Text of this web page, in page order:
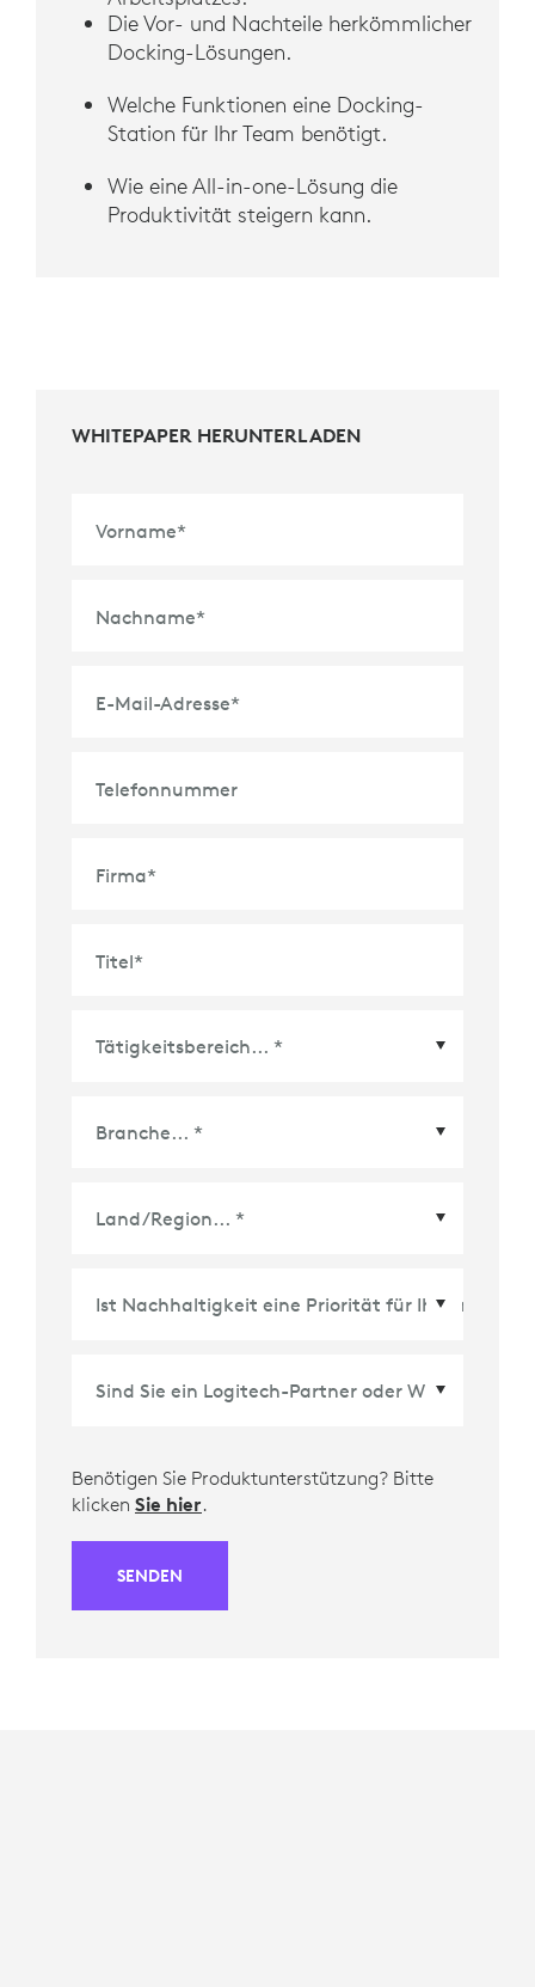
Die Vor- und Nachteile herkömmlicher
Docking-Lösungen.
Welche Funktionen eine Docking-
Station für Ihr Team benötigt.
Wie eine All-in-one-Lösung die
Produktivität steigern kann.
WHITEPAPER HERUNTERLADEN
Vorname*
Nachname*
E-Mail-Adresse*
Telefonnummer
Firma*
Titel*
Benötigen Sie Produktunterstützung? Bitte
klicken Sie hier.
SENDEN